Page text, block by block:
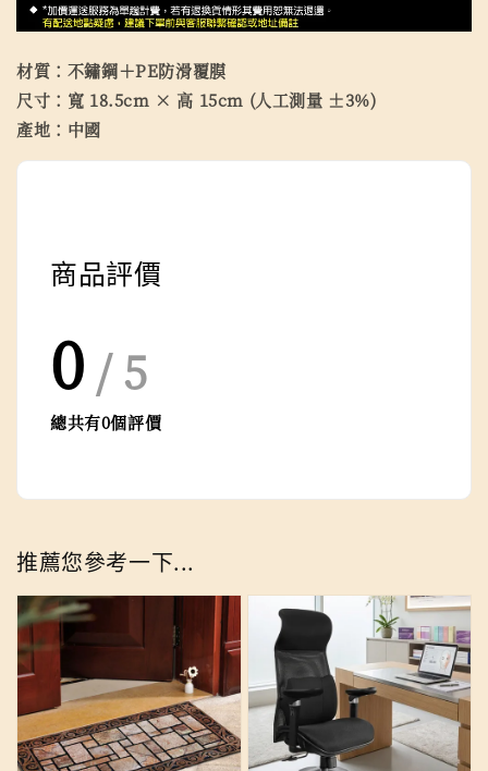
材質：不鏽鋼＋PE防滑覆膜
尺寸：寬 18.5cm × 高 15cm (人工測量 ±3%)
產地：中國
商品評價
0 / 5
總共有0個評價
推薦您參考一下...